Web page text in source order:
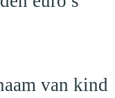
van kind